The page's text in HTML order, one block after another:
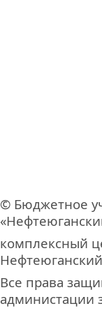
© Бюджетное
комплексный
Все права
администации